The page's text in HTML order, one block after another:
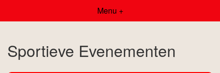
Menu +
Sportieve Evenementen